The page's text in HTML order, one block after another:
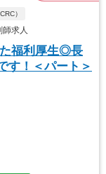
）
求人
た福利厚生◎長
す！＜パート＞